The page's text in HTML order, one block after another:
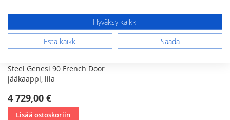
Steel Genesi 90 French Door
jääkaappi, lila
4 729,00 €
Lisää ostoskoriin
Hyväksy kaikki
Estä kaikki
Säädä